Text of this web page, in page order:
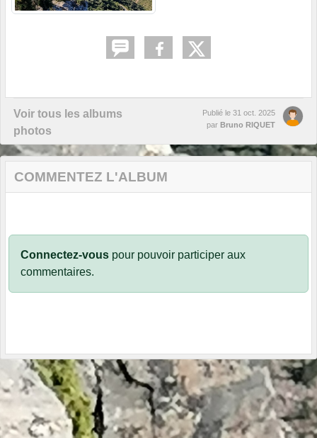
Voir tous les albums
photos
Publié le 31 oct. 2025
par Bruno RIQUET
COMMENTEZ L'ALBUM
Connectez-vous pour pouvoir participer aux
commentaires.